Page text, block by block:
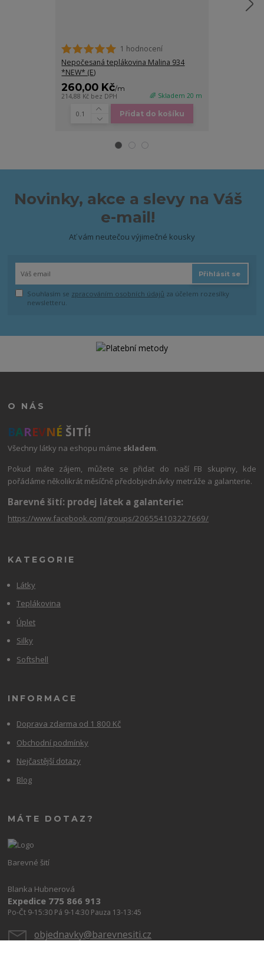
1 hodnocení
Nepočesaná teplákovina Malina 934
*NEW* (E)
260,00 Kč/m
214,88 Kč bez DPH 🌈 Skladem 20 m
Přidat do košíku
Novinky, akce a slevy na Váš
e-mail!
Ať vám neutečou výjimečné kousky
Přihlásit se
Souhlasím se zpracováním osobních údajů za účelem rozesílky
newsletteru.
O NÁS
BAREVNÉ ŠITÍ!
Všechny látky na eshopu máme skladem.
Pokud máte zájem, můžete se přidat do naší FB skupiny, kde
pořádáme několikrát měsíčně předobjednávky metráže a galanterie.
Barevné šití: prodej látek a galanterie:
https://www.facebook.com/groups/206554103227669/
KATEGORIE
Látky
Teplákovina
Úplet
Silky
Softshell
INFORMACE
Doprava zdarma od 1 800 Kč
Obchodní podmínky
Nejčastější dotazy
Blog
MÁTE DOTAZ?
Barevné šití
Blanka Hubnerová
Expedice 775 866 913
Po-Čt 9-15:30 Pá 9-14:30 Pauza 13-13:45
objednavky@barevnesiti.cz